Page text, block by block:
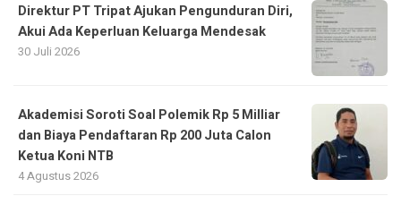
Direktur PT Tripat Ajukan Pengunduran Diri,
Akui Ada Keperluan Keluarga Mendesak
30 Juli 2026
Akademisi Soroti Soal Polemik Rp 5 Milliar
dan Biaya Pendaftaran Rp 200 Juta Calon
Ketua Koni NTB
4 Agustus 2026